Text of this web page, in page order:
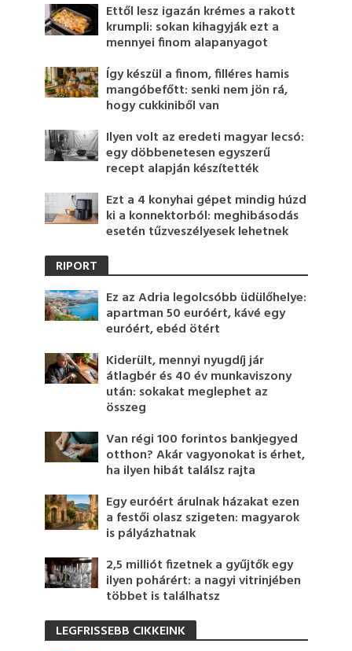
Ettől lesz igazán krémes a rakott
krumpli: sokan kihagyják ezt a
mennyei finom alapanyagot
Így készül a finom, filléres hamis
mangóbefőtt: senki nem jön rá,
hogy cukkiniből van
Ilyen volt az eredeti magyar lecsó:
egy döbbenetesen egyszerű
recept alapján készítették
Ezt a 4 konyhai gépet mindig húzd
ki a konnektorból: meghibásodás
esetén tűzveszélyesek lehetnek
RIPORT
Ez az Adria legolcsóbb üdülőhelye:
apartman 50 euróért, kávé egy
euróért, ebéd ötért
Kiderült, mennyi nyugdíj jár
átlagbér és 40 év munkaviszony
után: sokakat meglephet az
összeg
Van régi 100 forintos bankjegyed
otthon? Akár vagyonokat is érhet,
ha ilyen hibát találsz rajta
Egy euróért árulnak házakat ezen
a festői olasz szigeten: magyarok
is pályázhatnak
2,5 milliót fizetnek a gyűjtők egy
ilyen pohárért: a nagyi vitrinjében
többet is találhatsz
LEGFRISSEBB CIKKEINK